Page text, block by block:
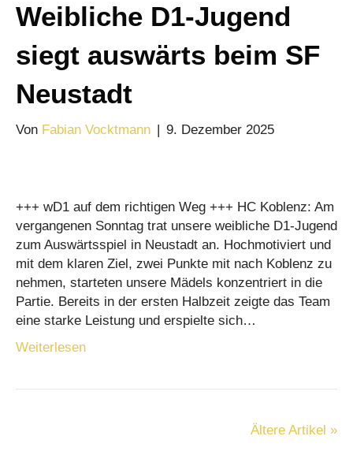
Weibliche D1-Jugend
siegt auswärts beim SF
Neustadt
Von Fabian Vocktmann | 9. Dezember 2025
+++ wD1 auf dem richtigen Weg +++ HC Koblenz: Am
vergangenen Sonntag trat unsere weibliche D1-Jugend
zum Auswärtsspiel in Neustadt an. Hochmotiviert und
mit dem klaren Ziel, zwei Punkte mit nach Koblenz zu
nehmen, starteten unsere Mädels konzentriert in die
Partie. Bereits in der ersten Halbzeit zeigte das Team
eine starke Leistung und erspielte sich…
Weiterlesen
Ältere Artikel »